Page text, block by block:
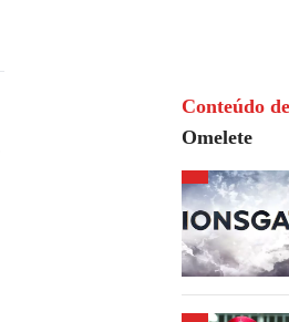
Conteúdo
Omelete